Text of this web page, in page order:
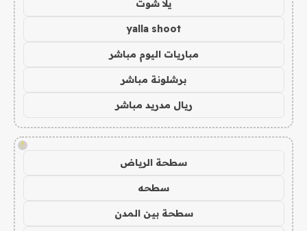
يلا شوت
yalla shoot
مباريات اليوم مباشر
برشلونة مباشر
ريال مدريد مباشر
!
سطحة الرياض
سطحه
سطحة بين المدن